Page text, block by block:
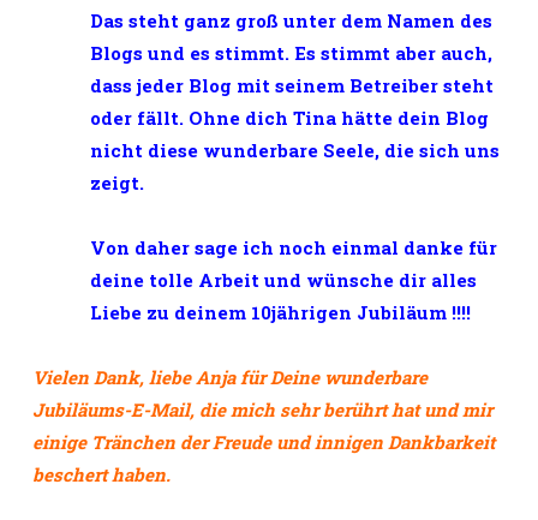
Das steht ganz groß unter dem Namen des
Blogs und es stimmt. Es stimmt aber auch,
dass jeder Blog mit seinem Betreiber steht
oder fällt. Ohne dich Tina hätte dein Blog
nicht diese wunderbare Seele, die sich uns
zeigt.
Von daher sage ich noch einmal danke für
deine tolle Arbeit und wünsche dir alles
Liebe zu deinem 10jährigen Jubiläum !!!!
Vielen Dank, liebe Anja für Deine wunderbare
Jubiläums-E-Mail, die mich sehr berührt hat und mir
einige Tränchen der Freude und innigen Dankbarkeit
beschert haben.